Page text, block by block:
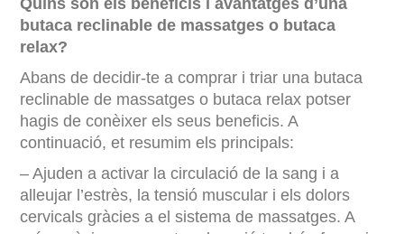
butaca reclinable de massatges o butaca
relax?
Abans de decidir-te a comprar i triar una butaca
reclinable de massatges o butaca relax potser
hagis de conèixer els seus beneficis. A
continuació, et resumim els principals:
– Ajuden a activar la circulació de la sang i a
alleujar l’estrès, la tensió muscular i els dolors
cervicals gràcies a el sistema de massatges. A